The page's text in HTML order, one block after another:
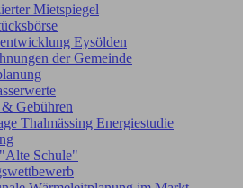
Mietspiegel
Eysölden
der Gemeinde
& Gebühren
Thalmässing Energiestudie
Schule"